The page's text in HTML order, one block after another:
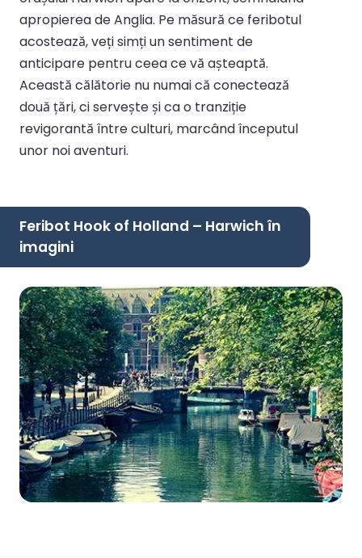
apropierea de Anglia. Pe măsură ce feribotul
acostează, veți simți un sentiment de
anticipare pentru ceea ce vă așteaptă.
Această călătorie nu numai că conectează
două țări, ci servește și ca o tranziție
revigorantă între culturi, marcând începutul
unor noi aventuri.
Feribot Hook of Holland – Harwich în
imagini